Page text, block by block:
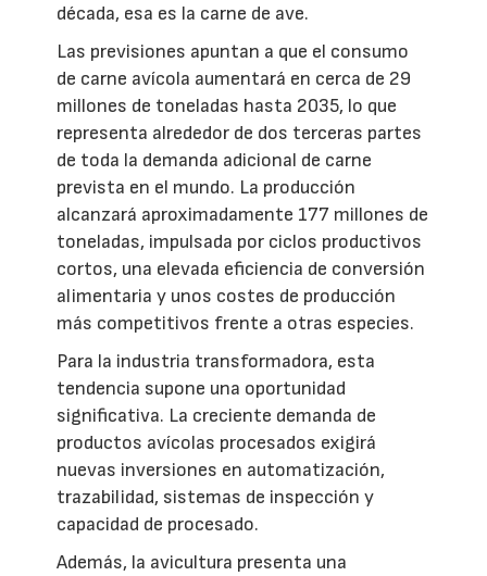
década, esa es la carne de ave.
Las previsiones apuntan a que el consumo
de carne avícola aumentará en cerca de 29
millones de toneladas hasta 2035, lo que
representa alrededor de dos terceras partes
de toda la demanda adicional de carne
prevista en el mundo. La producción
alcanzará aproximadamente 177 millones de
toneladas, impulsada por ciclos productivos
cortos, una elevada eficiencia de conversión
alimentaria y unos costes de producción
más competitivos frente a otras especies.
Para la industria transformadora, esta
tendencia supone una oportunidad
significativa. La creciente demanda de
productos avícolas procesados exigirá
nuevas inversiones en automatización,
trazabilidad, sistemas de inspección y
capacidad de procesado.
Además, la avicultura presenta una